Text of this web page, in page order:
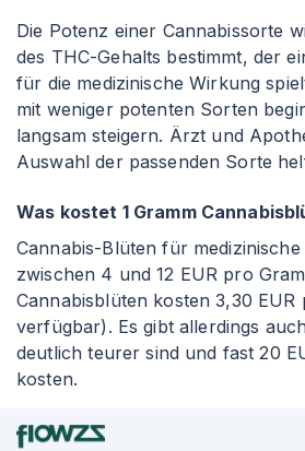
Die Potenz einer Cannabissorte
des THC-Gehalts bestimmt, der
für die medizinische Wirkung
mit weniger potenten Sorten
langsam steigern. Ärzt und
Auswahl der passenden Sorte
Was kostet 1 Gramm
Cannabis-Blüten für
zwischen 4 und 12 EUR pro
Cannabisblüten kosten 3,30
verfügbar). Es gibt allerdings
deutlich teurer sind und fast 20
kosten.